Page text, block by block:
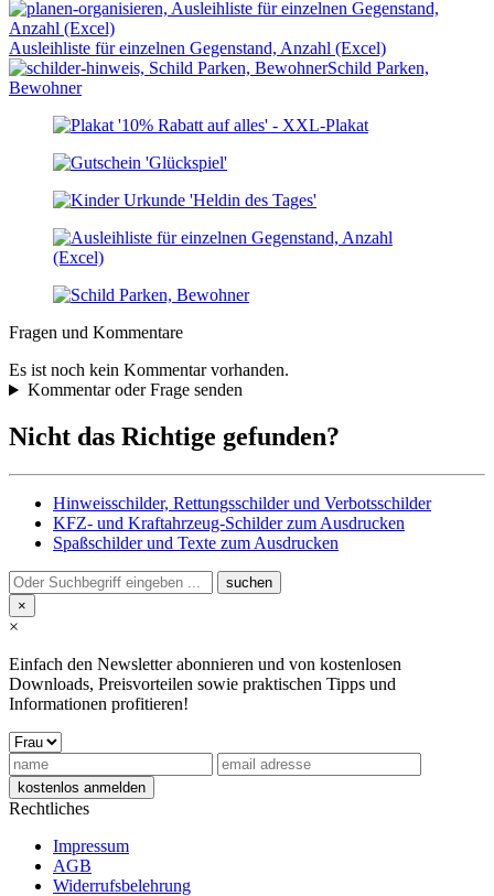
Ausleihliste für einzelnen Gegenstand, Anzahl (Excel)
Schild Parken,
Bewohner
Fragen und Kommentare
Es ist noch kein Kommentar vorhanden.
Kommentar oder Frage senden
Nicht das Richtige gefunden?
Hinweisschilder, Rettungsschilder und Verbotsschilder
KFZ- und Kraftahrzeug-Schilder zum Ausdrucken
Spaßschilder und Texte zum Ausdrucken
×
×
Einfach den Newsletter abonnieren und von kostenlosen
Downloads, Preisvorteilen sowie praktischen Tipps und
Informationen profitieren!
Rechtliches
Impressum
AGB
Widerrufsbelehrung